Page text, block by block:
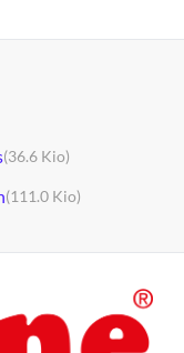
(36.6 Kio)
(111.0 Kio)